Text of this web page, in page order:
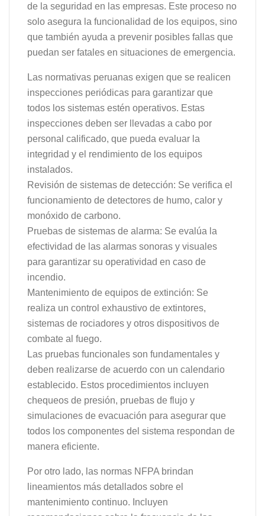
de la seguridad en las empresas. Este proceso no
solo asegura la funcionalidad de los equipos, sino
que también ayuda a prevenir posibles fallas que
puedan ser fatales en situaciones de emergencia.
Las normativas peruanas exigen que se realicen
inspecciones periódicas para garantizar que
todos los sistemas estén operativos. Estas
inspecciones deben ser llevadas a cabo por
personal calificado, que pueda evaluar la
integridad y el rendimiento de los equipos
instalados.
Revisión de sistemas de detección: Se verifica el
funcionamiento de detectores de humo, calor y
monóxido de carbono.
Pruebas de sistemas de alarma: Se evalúa la
efectividad de las alarmas sonoras y visuales
para garantizar su operatividad en caso de
incendio.
Mantenimiento de equipos de extinción: Se
realiza un control exhaustivo de extintores,
sistemas de rociadores y otros dispositivos de
combate al fuego.
Las pruebas funcionales son fundamentales y
deben realizarse de acuerdo con un calendario
establecido. Estos procedimientos incluyen
chequeos de presión, pruebas de flujo y
simulaciones de evacuación para asegurar que
todos los componentes del sistema respondan de
manera eficiente.
Por otro lado, las normas NFPA brindan
lineamientos más detallados sobre el
mantenimiento continuo. Incluyen